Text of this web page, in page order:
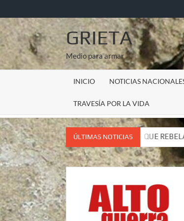
al
contenido
GRIETA
Medio para armar
INICIO NOTICIAS
TRAVESÍA POR LA VIDA
ÚLTIMAS NOTICIAS
QUE REBELARNOS, TENEMOS QUE VIVIR.
QUE REBELARNOS, TENEMOS QUE VIVIR.